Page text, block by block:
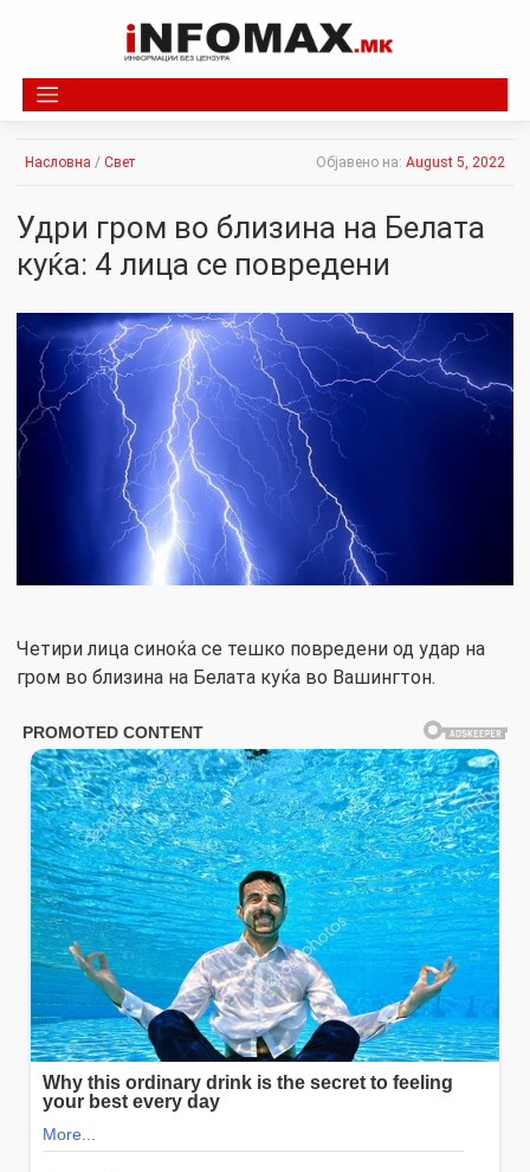
Насловна / Свет Објавено на: August 5, 2022
Удри гром во близина на Белата
куќа: 4 лица се повредени
Четири лица синоќа се тешко повредени од удар на
гром во близина на Белата куќа во Вашингтон.